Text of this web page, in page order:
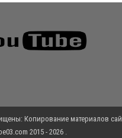
Копирование материалов
2015 - 2026 .